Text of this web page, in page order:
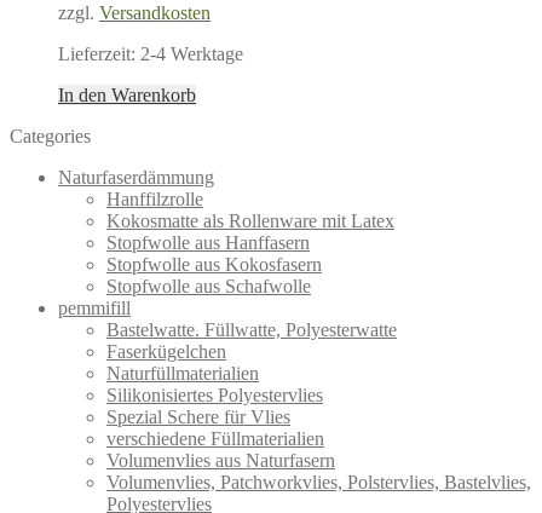
zzgl. Versandkosten
Lieferzeit: 2-4 Werktage
In den Warenkorb
Categories
Naturfaserdämmung
Hanffilzrolle
Kokosmatte als Rollenware mit Latex
Stopfwolle aus Hanffasern
Stopfwolle aus Kokosfasern
Stopfwolle aus Schafwolle
pemmifill
Bastelwatte. Füllwatte, Polyesterwatte
Faserkügelchen
Naturfüllmaterialien
Silikonisiertes Polyestervlies
Spezial Schere für Vlies
verschiedene Füllmaterialien
Volumenvlies aus Naturfasern
Volumenvlies, Patchworkvlies, Polstervlies, Bastelvlies,
Polyestervlies